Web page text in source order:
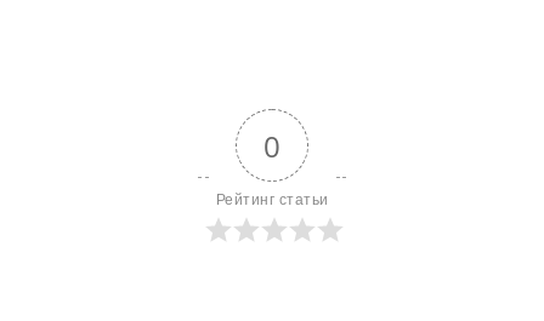
0
Рейтинг статьи